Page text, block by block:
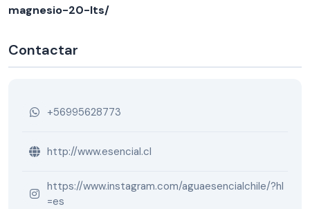
magnesio-20-lts/
Contactar
+56995628773
http://www.esencial.cl
https://www.instagram.com/aguaesencialchile/?hl
=es